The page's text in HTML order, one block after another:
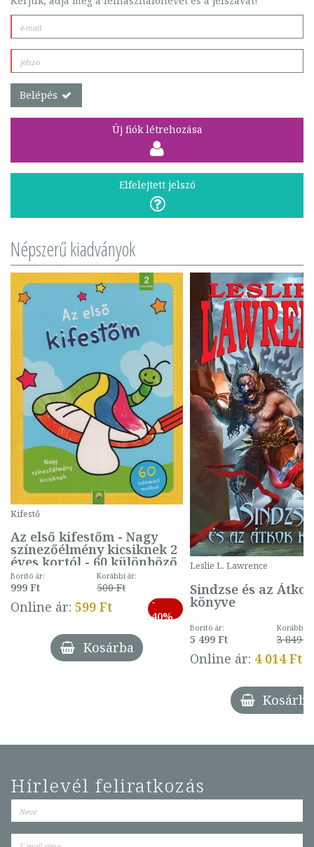
Belépés
Új fiók létrehozása
Elfelejtett jelszó
Népszerű kiadványok
Kifestő
Az első kifestőm - Nagy
színezőélmény kicsiknek 2
éves kortól - 60 különböző
mintával (gombás)
Borító ár:
999 Ft
Korábbi ár:
500 Ft
Online ár: 599 Ft
-
40%
Kosárba
Leslie L. Lawrence
Sindzse és az Átkok
könyve
Borító ár:
5 499 Ft
Korábbi
3 849 Ft
Online ár: 4 014 Ft
Kosárba
Hírlevél feliratkozás